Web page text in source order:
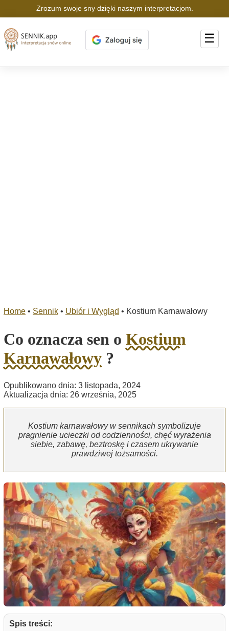
Zrozum swoje sny dzięki naszym interpretacjom.
☰
Home • Sennik • Ubiór i Wygląd • Kostium Karnawałowy
Co oznacza sen o Kostium
Karnawałowy ?
Opublikowano dnia: 3 listopada, 2024
Aktualizacja dnia: 26 września, 2025
Kostium karnawałowy w sennikach symbolizuje
pragnienie ucieczki od codzienności, chęć wyrażenia
siebie, zabawę, beztroskę i czasem ukrywanie
prawdziwej tożsamości.
Spis treści: